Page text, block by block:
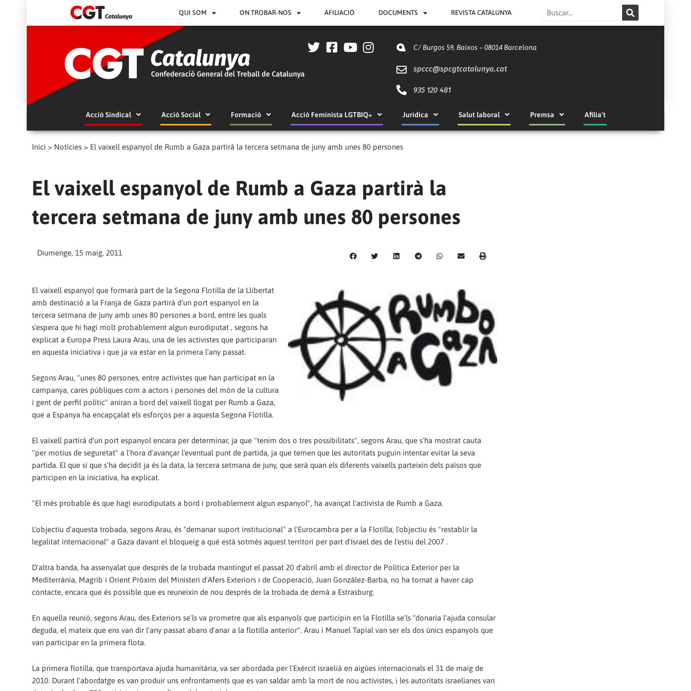
QUI SOM ON TROBAR-NOS AFILIACIÓ DOCUMENTS REVISTA CATALUNYA Search
C/ Burgos 59, Baixos – 08014 Barcelona
spccc@spcgtcatalunya.cat
935 120 481
Acció Sindical Acció Social Formació Acció Feminista LGTBIQ+ Jurídica Salut laboral Premsa Afilia’t
Inici > Notícies > El vaixell espanyol de Rumb a Gaza partirà la tercera setmana de juny amb unes 80 persones
El vaixell espanyol de Rumb a Gaza partirà la
tercera setmana de juny amb unes 80 persones
Diumenge, 15 maig, 2011
El vaixell espanyol que formarà part de la Segona Flotilla de la Llibertat
amb destinació a la Franja de Gaza partirà d'un port espanyol en la
tercera setmana de juny amb unes 80 persones a bord, entre les quals
s'espera que hi hagi molt probablement algun eurodiputat , segons ha
explicat a Europa Press Laura Arau, una de les activistes que participaran
en aquesta iniciativa i que ja va estar en la primera l'any passat.
Segons Arau, "unes 80 persones, entre activistes que han participat en la
campanya, cares públiques com a actors i persones del món de la cultura
i gent de perfil polític" aniran a bord del vaixell llogat per Rumb a Gaza,
que a Espanya ha encapçalat els esforços per a aquesta Segona Flotilla.
El vaixell partirà d'un port espanyol encara per determinar, ja que "tenim dos o tres possibilitats", segons Arau, que s'ha mostrat cauta
"per motius de seguretat" a l'hora d'avançar l'eventual punt de partida, ja que temen que les autoritats puguin intentar evitar la seva
partida. El que sí que s'ha decidit ja és la data, la tercera setmana de juny, que serà quan els diferents vaixells parteixin dels països que
participen en la iniciativa, ha explicat.
"El més probable és que hagi eurodiputats a bord i probablement algun espanyol", ha avançat l'activista de Rumb a Gaza.
L'objectiu d'aquesta trobada, segons Arau, és "demanar suport institucional" a l'Eurocambra per a la Flotilla, l'objectiu és "restablir la
legalitat internacional" a Gaza davant el bloqueig a què està sotmès aquest territori per part d'Israel des de l'estiu del 2007 .
D'altra banda, ha assenyalat que després de la trobada mantingut el passat 20 d'abril amb el director de Política Exterior per la
Mediterrània, Magrib i Orient Pròxim del Ministeri d'Afers Exteriors i de Cooperació, Juan González-Barba, no ha tornat a haver cap
contacte, encara que és possible que es reuneixin de nou després de la trobada de demà a Estrasburg.
En aquella reunió, segons Arau, des Exteriors se'ls va prometre que als espanyols que participin en la Flotilla se'ls "donaria l'ajuda consular
deguda, el mateix que ens van dir l'any passat abans d'anar a la flotilla anterior". Arau i Manuel Tapial van ser els dos únics espanyols que
van participar en la primera flota.
La primera flotilla, que transportava ajuda humanitària, va ser abordada per l'Exèrcit israelià en aigües internacionals el 31 de maig de
2010. Durant l'abordatge es van produir uns enfrontaments que es van saldar amb la mort de nou activistes, i les autoritats israelianes van